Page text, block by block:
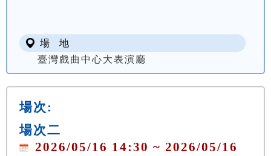
場 地
臺灣戲曲中心大表演廳
場次:
場次二
2026/05/16 14:30 ~ 2026/05/16